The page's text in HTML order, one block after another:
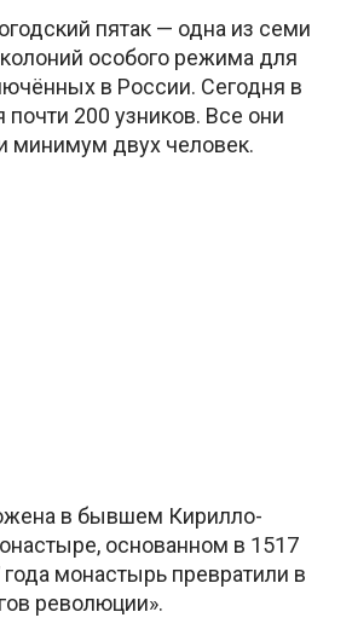
пятак — одна из семи
особого режима для
в России. Сегодня в
200 узников. Все они
минимум двух человек.
в бывшем Кирилло-
основанном в 1517
монастырь превратили в
революции».